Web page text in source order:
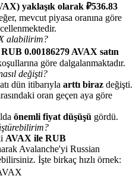
kazan
yaklaşık olarak ₽536.83
mevcut piyasa oranına göre
alabilirim?
0.00186279 AVAX satın
göre dalgalanmaktadır.
değişti?
dün itibarıyla arttı biraz değişti.
oran geçen aya göre
önemli fiyat düşüşü gördü.
AVAX ile RUB
Avalanche'yi Russian
İşte birkaç hızlı örnek: